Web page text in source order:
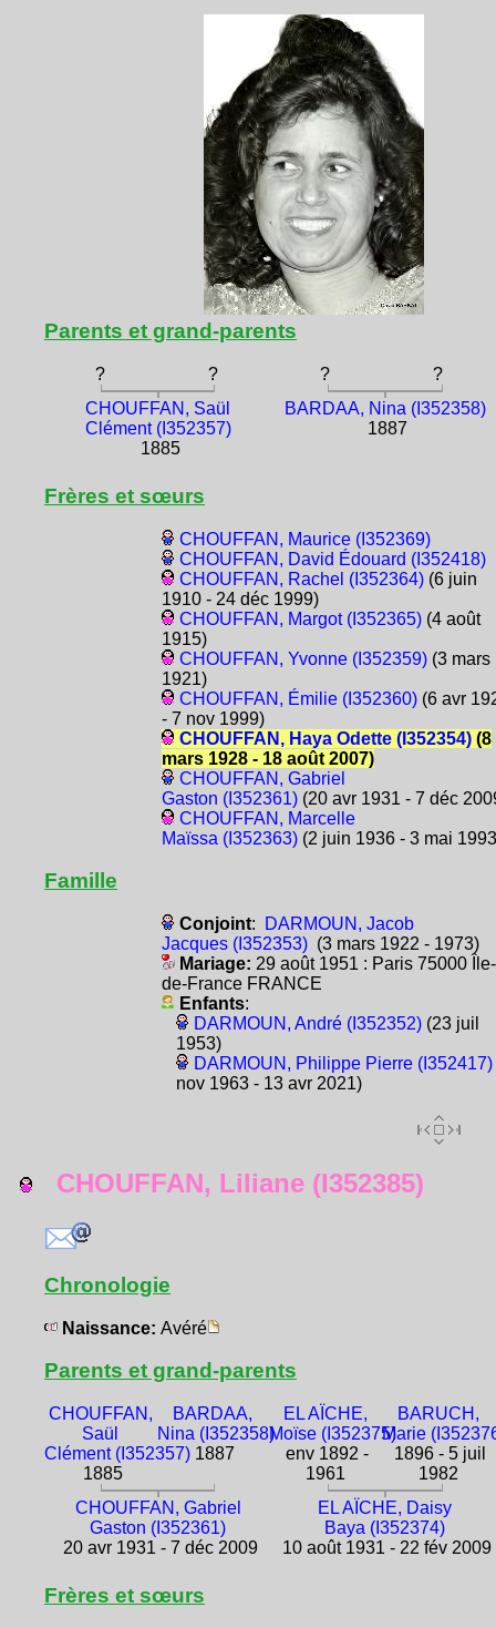
Parents et grand-parents
? ? ?
?
CHOUFFAN, Saül
Clément (I352357)
1885
BARDAA, Nina (I352358)
1887
Frères et sœurs
CHOUFFAN, Maurice (I352369)
CHOUFFAN, David Édouard (I352418)
CHOUFFAN, Rachel (I352364)(6 juin
1910 - 24 déc 1999)
CHOUFFAN, Margot (I352365)(4 août
1915)
CHOUFFAN, Yvonne (I352359)(3 mars
1921)
CHOUFFAN, Émilie (I352360)(6 avr
- 7 nov 1999)
CHOUFFAN, Haya Odette (I352354)(8
mars 1928 - 18 août 2007)
CHOUFFAN, Gabriel
Gaston (I352361)(20 avr 1931 - 7 déc
CHOUFFAN, Marcelle
Maïssa (I352363)(2 juin 1936 - 3 mai
Famille
Conjoint:
DARMOUN, Jacob
Jacques (I352353)(3 mars 1922 - 1973)
Mariage: 29 août 1951 : Paris 75000 Île-
de-France FRANCE
Enfants:
DARMOUN, André (I352352)(23 juil
1953)
DARMOUN, Philippe Pierre (I352417)
nov 1963 - 13 avr 2021)
CHOUFFAN, Liliane (I352385)
Chronologie
Naissance: Avéré
Parents et grand-parents
CHOUFFAN,
Saül
Clément (I352357)
1885
BARDAA,
Nina (I352358)
1887
EL AÏCHE,
Moïse (I352375)
env 1892 -
1961
BARUCH,
Marie
1896 - 5 juil
1982
CHOUFFAN, Gabriel
Gaston (I352361)
20 avr 1931 - 7 déc 2009
EL AÏCHE, Daisy
Baya (I352374)
10 août 1931 - 22 fév 2009
Frères et sœurs